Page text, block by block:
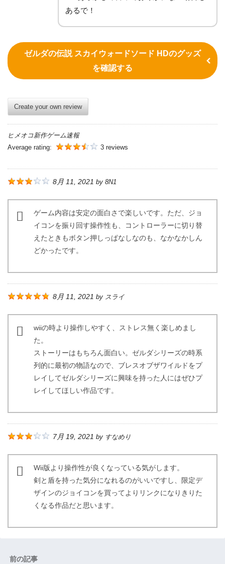
あるで！
ゼルダの伝説 スカイウォードソード HDのグッズ
を確認する
Create your own review
ヒメオコ新作ゲーム速報
Average rating:
3 reviews
8月 11, 2021 by 8N1
ゲーム内容は安定の面白さで楽しいです。ただ、ジョ
イコンを振り回す操作性も、コントローラーに切り替
えたときもボタン押しっぱなしなのも、なかなかしん
どかったです。
8月 11, 2021 by スライ
wiiの時より操作しやすく、ストレス無く楽しめまし
た。
ストーリーはもちろん面白い。ゼルダシリーズの時系
列的に最初の物語なので、ブレスオブザワイルドをプ
レイしてゼルダシリーズに興味を持った人にはぜひプ
レイしてほしい作品です。
7月 19, 2021 by すなめり
Wii版より操作性が良くなっている気がします。
剣と盾を持った気分になれるのがいいですし、限定デ
ザインのジョイコンを買ってよりリンクになりきりた
くなる作品だと思います。
前の記事